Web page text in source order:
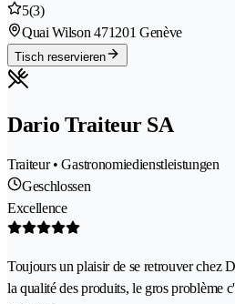
5(3)
Quai Wilson 471201 Genève
Tisch reservieren
Dario Traiteur SA
Traiteur • Gastronomiedienstleistungen
Geschlossen
Excellence
Toujours un plaisir de se retrouver chez
la qualité des produits, le gros problème